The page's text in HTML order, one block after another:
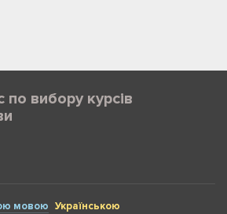
по вибору курсів
мовою Українською